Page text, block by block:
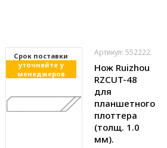
Cрок поставки
уточняйте у
менеджеров
Артикул: 552222
Нож Ruizhou
RZCUT-48
для
планшетного
плоттера
(толщ. 1.0
мм).